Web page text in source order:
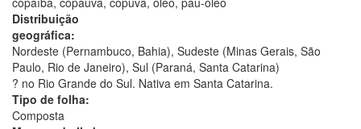
Distribuição
geográfica:
Nordeste (Pernambuco, Bahia), Sudeste (Minas Gerais, São
Paulo, Rio de Janeiro), Sul (Paraná, Santa Catarina)
? no Rio Grande do Sul. Nativa em Santa Catarina.
Tipo de folha:
Composta